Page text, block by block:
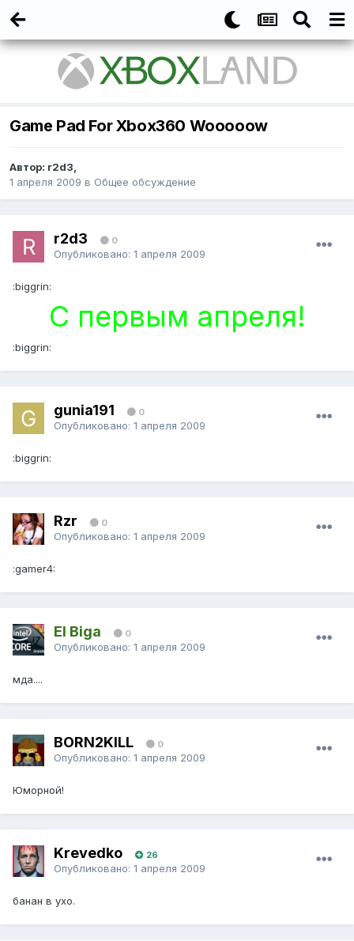
Game Pad For Xbox360 Wooooow
Автор: r2d3,
1 апреля 2009 в Общее обсуждение
r2d3 0
Опубликовано: 1 апреля 2009
:biggrin:
С первым апреля!
:biggrin:
gunia191 0
Опубликовано: 1 апреля 2009
:biggrin:
Rzr 0
Опубликовано: 1 апреля 2009
:gamer4:
El Biga 0
Опубликовано: 1 апреля 2009
мда....
BORN2KILL 0
Опубликовано: 1 апреля 2009
Юморной!
Krevedko 26
Опубликовано: 1 апреля 2009
банан в ухо.